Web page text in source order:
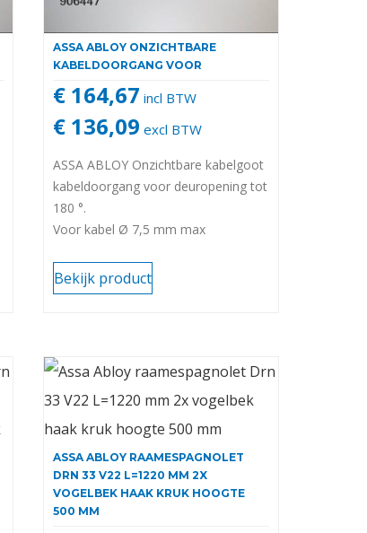
ASSA ABLOY ONZICHTBARE
KABELDOORGANG VOOR
€ 164,67 incl BTW
€ 136,09 excl BTW
ASSA ABLOY Onzichtbare kabelgoot
kabeldoorgang voor deuropening tot
180 °.
Voor kabel Ø 7,5 mm max
Bekijk product
ASSA ABLOY RAAMESPAGNOLET
DRN 33 V22 L=1220 MM 2X
VOGELBEK HAAK KRUK HOOGTE
500 MM